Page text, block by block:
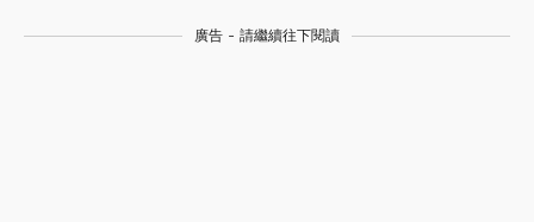
廣告 - 請繼續往下閱讀